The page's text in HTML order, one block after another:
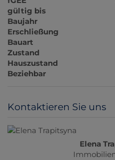
gültig bis
Baujahr
Erschließung
Bauart
Zustand
Hauszustand
Beziehbar
Kontaktieren Sie uns
Elena